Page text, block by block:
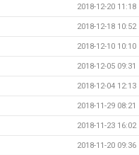
2018-12-20 11:18
2018-12-18 10:52
2018-12-10 10:10
2018-12-05 09:31
2018-12-04 12:13
2018-11-29 08:21
2018-11-23 16:02
2018-11-20 09:36